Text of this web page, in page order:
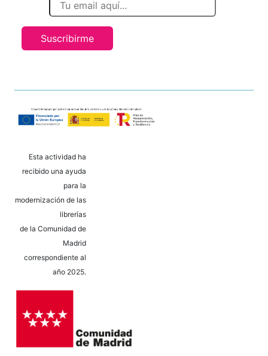
Suscribirme
Esta actividad ha
recibido una ayuda
para la
modernización de las
librerías
de la Comunidad de
Madrid
correspondiente al
año 2025.